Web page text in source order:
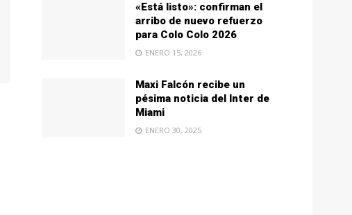
«Está listo»: confirman el
arribo de nuevo refuerzo
para Colo Colo 2026
ENERO 15, 2026
Maxi Falcón recibe un
pésima noticia del Inter de
Miami
ENERO 30, 2025